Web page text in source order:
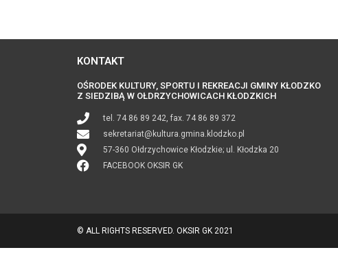
KONTAKT
OŚRODEK KULTURY, SPORTU I REKREACJI GMINY KŁODZKO
Z SIEDZIBĄ W OŁDRZYCHOWICACH KŁODZKICH
tel. 74 86 89 242, fax. 74 86 89 372
sekretariat@kultura.gmina.klodzko.pl
57-360 Ołdrzychowice Kłodzkie; ul. Kłodzka 20
FACEBOOK OKSIR GK
© ALL RIGHTS RESERVED. OKSIR GK 2021